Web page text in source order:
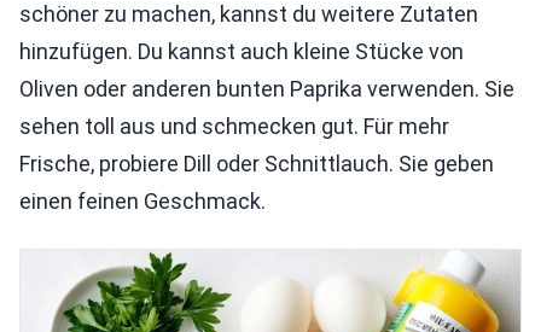
schöner zu machen, kannst du weitere Zutaten
hinzufügen. Du kannst auch kleine Stücke von
Oliven oder anderen bunten Paprika verwenden. Sie
sehen toll aus und schmecken gut. Für mehr
Frische, probiere Dill oder Schnittlauch. Sie geben
einen feinen Geschmack.